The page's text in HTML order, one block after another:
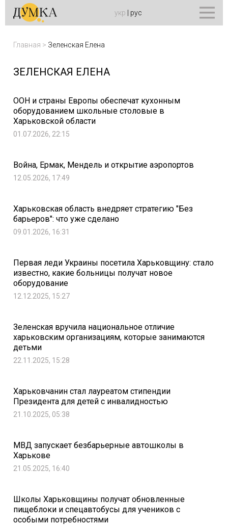
укр рус
Главная > Зеленская Елена
ЗЕЛЕНСКАЯ ЕЛЕНА
ООН и страны Европы обеспечат кухонным
оборудованием школьные столовые в
Харьковской области
01.07.2026, 22:15
Война, Ермак, Мендель и открытие аэропортов
12.05.2026, 17:49
Харьковская область внедряет стратегию "Без
барьеров": что уже сделано
09.01.2026, 16:31
Первая леди Украины посетила Харьковщину: стало
известно, какие больницы получат новое
оборудование
12.12.2025, 15:27
Зеленская вручила национальное отличие
харьковским организациям, которые занимаются
детьми
22.11.2025, 15:28
Харьковчанин стал лауреатом стипендии
Президента для детей с инвалидностью
21.10.2025, 05:38
МВД запускает безбарьерные автошколы в
Харькове
21.05.2025, 16:40
Школы Харьковщины получат обновленные
пищеблоки и спецавтобусы для учеников с
особыми потребностями